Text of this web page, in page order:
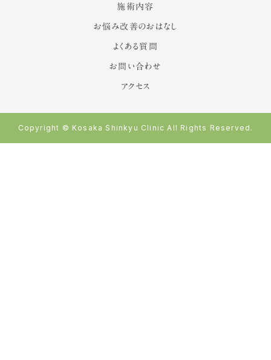
施術内容
お悩み改善のおはなし
よくある質問
お問い合わせ
アクセス
Copyright © Kosaka Shinkyu Clinic All Rights Reserved.